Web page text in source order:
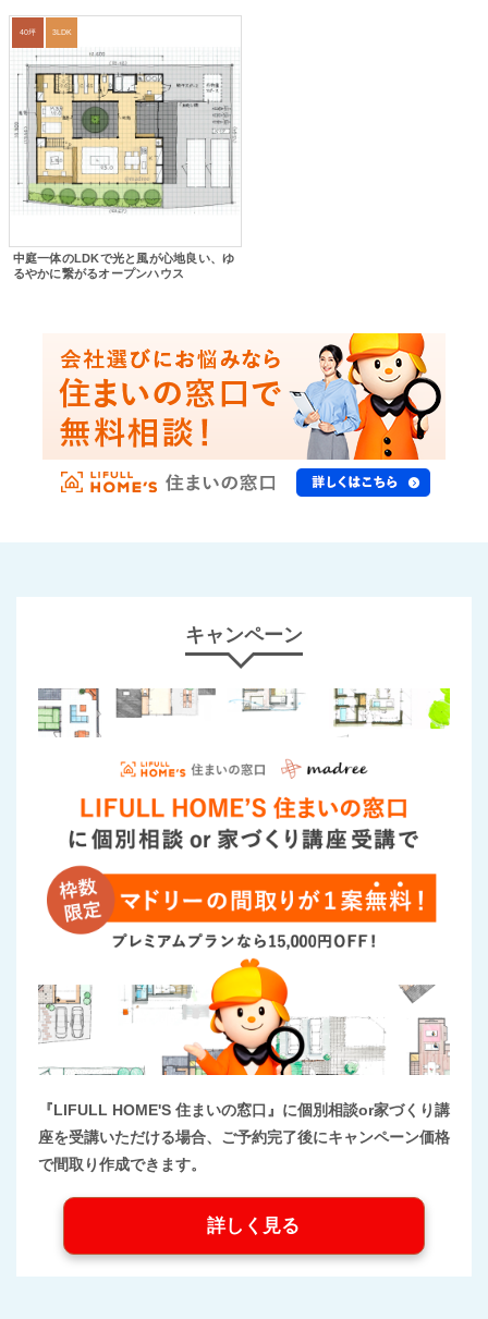
40坪 3LDK
中庭一体のLDKで光と風が心地良い、ゆ
るやかに繋がるオープンハウス
キャンペーン
『LIFULL HOME'S 住まいの窓口』に個別相談or家づくり講
座を受講いただける場合、ご予約完了後にキャンペーン価格
で間取り作成できます。
詳しく見る